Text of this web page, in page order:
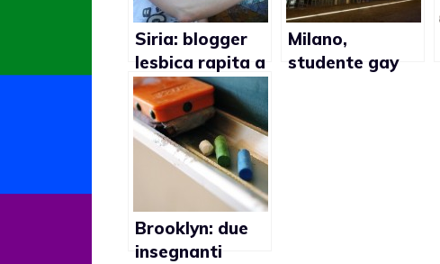
Siria: blogger
lesbica rapita a
Damasco
Milano,
studente gay
Brooklyn: due
insegnanti